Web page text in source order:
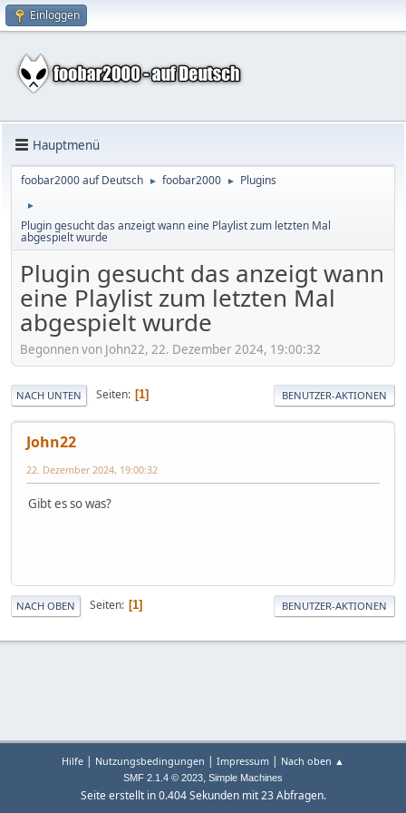
Einloggen
Hauptmenü
foobar2000 auf Deutsch ► foobar2000 ► Plugins
►
Plugin gesucht das anzeigt wann eine Playlist zum letzten Mal
abgespielt wurde
Plugin gesucht das anzeigt wann
eine Playlist zum letzten Mal
abgespielt wurde
Begonnen von John22, 22. Dezember 2024, 19:00:32
NACH UNTEN Seiten 1 BENUTZER-AKTIONEN
John22
22. Dezember 2024, 19:00:32
Gibt es so was?
NACH OBEN Seiten 1 BENUTZER-AKTIONEN
Hilfe | Nutzungsbedingungen | Impressum | Nach oben ▲
SMF 2.1.4 © 2023, Simple Machines
Seite erstellt in 0.404 Sekunden mit 23 Abfragen.